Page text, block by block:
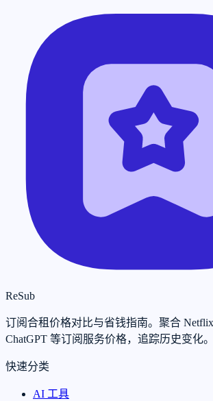
ReSub
订阅合租价格对比与省钱指南。聚合 Netflix
ChatGPT 等订阅服务价格，追踪历史变化。
快速分类
AI 工具